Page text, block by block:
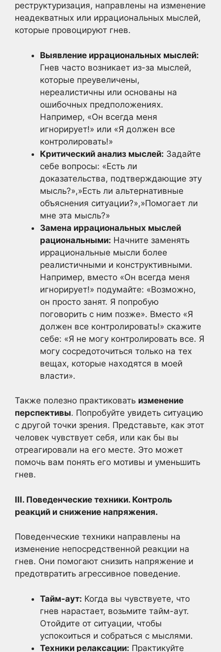
реструктуризация, направлены на изменение
неадекватных или иррациональных мыслей,
которые провоцируют гнев.
Выявление иррациональных мыслей:
Гнев часто возникает из-за мыслей,
которые преувеличены,
нереалистичны или основаны на
ошибочных предположениях.
Например, «Он всегда меня
игнорирует!» или «Я должен все
контролировать!»
Критический анализ мыслей: Задайте
себе вопросы: «Есть ли
доказательства, подтверждающие эту
мысль?»,»Есть ли альтернативные
объяснения ситуации?»,»Помогает ли
мне эта мысль?»
Замена иррациональных мыслей
рациональными: Начните заменять
иррациональные мысли более
реалистичными и конструктивными.
Например, вместо «Он всегда меня
игнорирует!» подумайте: «Возможно,
он просто занят. Я попробую
поговорить с ним позже». Вместо «Я
должен все контролировать!» скажите
себе: «Я не могу контролировать все. Я
могу сосредоточиться только на тех
вещах, которые находятся в моей
власти».
Также полезно практиковать изменение
перспективы. Попробуйте увидеть ситуацию
с другой точки зрения. Представьте, как этот
человек чувствует себя, или как бы вы
отреагировали на его месте. Это может
помочь вам понять его мотивы и уменьшить
гнев.
III. Поведенческие техники. Контроль
реакций и снижение напряжения.
Поведенческие техники направлены на
изменение непосредственной реакции на
гнев. Они помогают снизить напряжение и
предотвратить агрессивное поведение.
Тайм-аут: Когда вы чувствуете, что
гнев нарастает, возьмите тайм-аут.
Отойдите от ситуации, чтобы
успокоиться и собраться с мыслями.
Техники релаксации: Практикуйте